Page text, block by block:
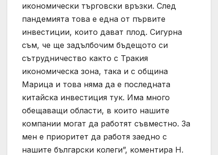
икономически търговски връзки. След
пандемията това е една от първите
инвестиции, които дават плод. Сигурна
съм, че ще задълбочим бъдещото си
сътрудничество както с Тракия
икономическа зона, така и с община
Марица и това няма да е последната
китайска инвестиция тук. Има много
обещаващи области, в които нашите
компании могат да работят съвместно. За
мен е приоритет да работя заедно с
нашите български колеги”, коментира Н.